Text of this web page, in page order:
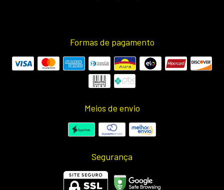
Formas de pagamento
Meios de envio
Segurança